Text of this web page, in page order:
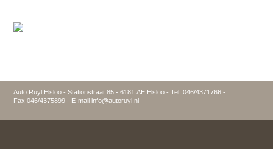
Auto Ruyl Elsloo - Stationstraat 85 - 6181 AE Elsloo - Tel. 046/4371766 -
Fax 046/4375899 - E-mail info@autoruyl.nl